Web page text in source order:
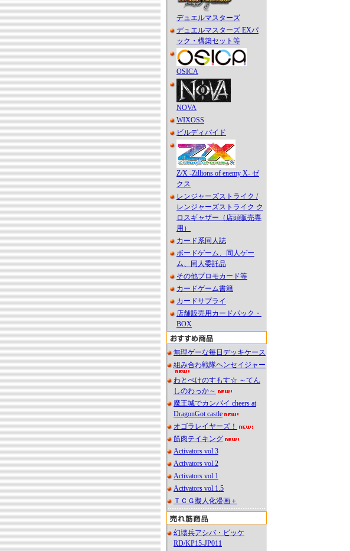
デュエルマスターズ
デュエルマスターズ EXパ
ック・構築セット等
OSICA
NOVA
WIXOSS
ビルディバイド
Z/X -Zillions of enemy X- ゼ
クス
レンジャーズストライク /
レンジャーズストライク ク
ロスギャザー（店頭販売専
用）
カード系同人誌
ボードゲーム、同人ゲー
ム、同人委託品
その他プロモカード等
カードゲーム書籍
カードサプライ
店舗販売用カードパック・
BOX
無理ゲーな毎日デッキケース
組み合わ戦隊ヘンセイジャー
わとぺけのすもす☆ ～てん
しのわっか～
魔王城でカンパイ cheers at
DragonGot castle
オゴラレイヤーズ！
筋肉テイキング
Activators vol.3
Activators vol.2
Activators vol.1
Activators vol.1.5
ＴＣＧ擬人化漫画＋
幻壊兵アシバ・ビッケ
RD/KP15-JP011